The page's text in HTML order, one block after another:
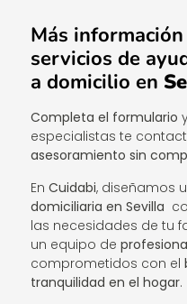
Más
servicios de
a domicilio en
Completa el formulario
especialistas te
asesoramiento sin
EnCuidabi, diseñamos
domiciliaria en Sevilla
las necesidades de tu
un equipo de
comprometidos con el
tranquilidad en el hogar.